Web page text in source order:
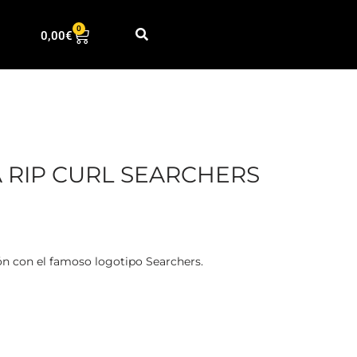
0,00€
0
CURL SEARCHERS
con el famoso logotipo Searchers.